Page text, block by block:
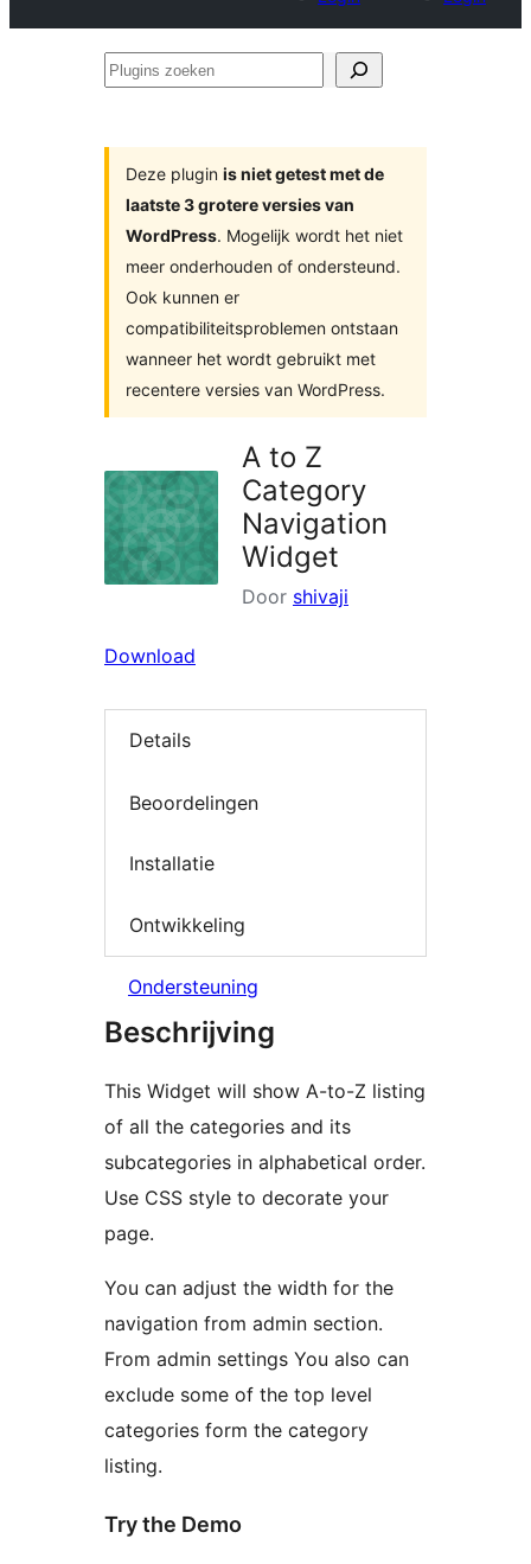
Plugins
Deze plugin is niet getest met de
laatste 3 grotere versies van
WordPress. Mogelijk wordt het niet
meer onderhouden of ondersteund.
Ook kunnen er
compatibiliteitsproblemen ontstaan
wanneer het wordt gebruikt met
recentere versies van WordPress.
A to Z
Category
Navigation
Widget
Door shivaji
Download
Details
Beoordelingen
Installatie
Ontwikkeling
Ondersteuning
Beschrijving
This Widget will show A-to-Z listing
of all the categories and its
subcategories in alphabetical order.
Use CSS style to decorate your
page.
You can adjust the width for the
navigation from admin section.
From admin settings You also can
exclude some of the top level
categories form the category
listing.
Try the Demo